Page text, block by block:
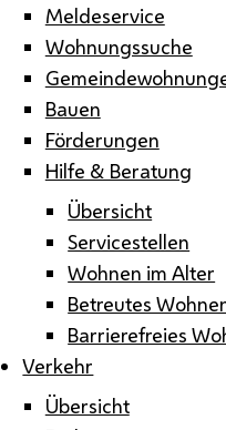
Meldeservice
Wohnungssuche
Bauen
Förderungen
Hilfe & Beratung
Übersicht
Servicestellen
Wohnen im Alter
Betreutes
Barrierefreies
Verkehr
Übersicht